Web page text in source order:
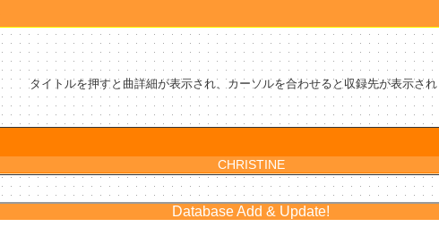
タイトルを押すと曲詳細が表示され、カーソルを合わせると収録先が表示さ
CHRISTINE
Database Add & Update!